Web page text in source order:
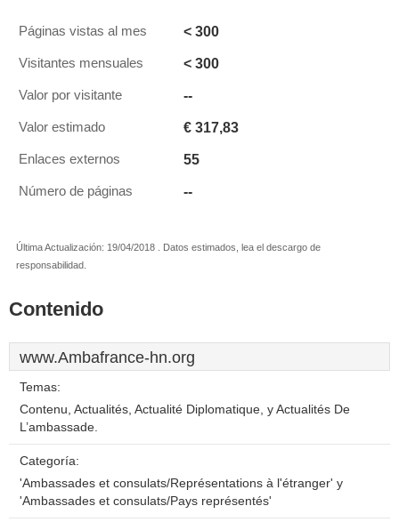
Páginas vistas al mes < 300
Visitantes mensuales < 300
Valor por visitante --
Valor estimado € 317,83
Enlaces externos 55
Número de páginas --
Última Actualización: 19/04/2018 . Datos estimados, lea el descargo de
responsabilidad.
Contenido
www.Ambafrance-hn.org
Temas:
Contenu, Actualités, Actualité Diplomatique, y Actualités De
L’ambassade.
Categoría:
'Ambassades et consulats/Représentations à l'étranger' y
'Ambassades et consulats/Pays représentés'